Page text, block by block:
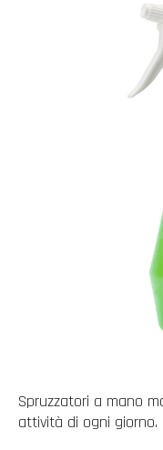
Spruzzatori a mano
attività di ogni giorno.